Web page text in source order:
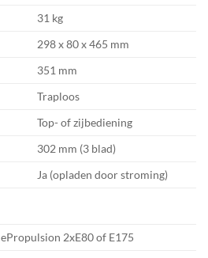
31 kg
298 x 80 x 465 mm
351 mm
Traploos
Top- of zijbediening
302 mm (3 blad)
Ja (opladen door stroming)
ePropulsion 2xE80 of E175